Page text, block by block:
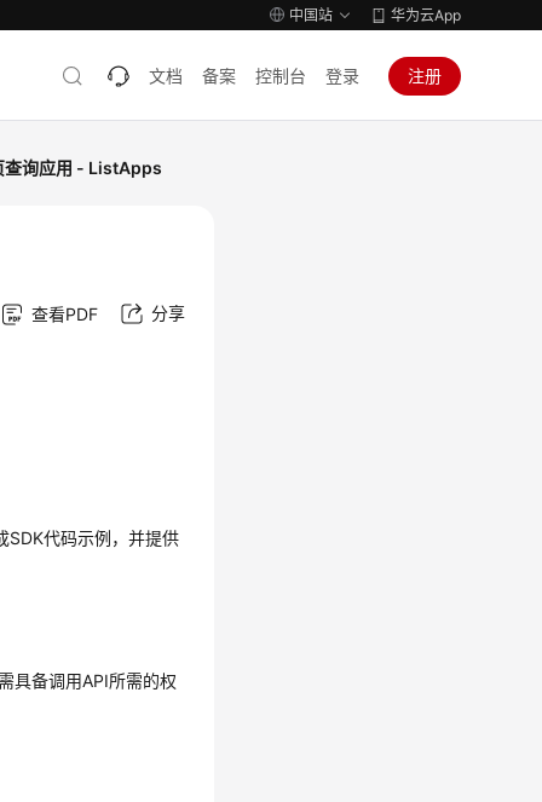
中国站 华为云App
文档 备案 控制台 登录 注册
查询应用 - ListApps
查看PDF 分享
SDK代码示例，并提供
具备调用API所需的权